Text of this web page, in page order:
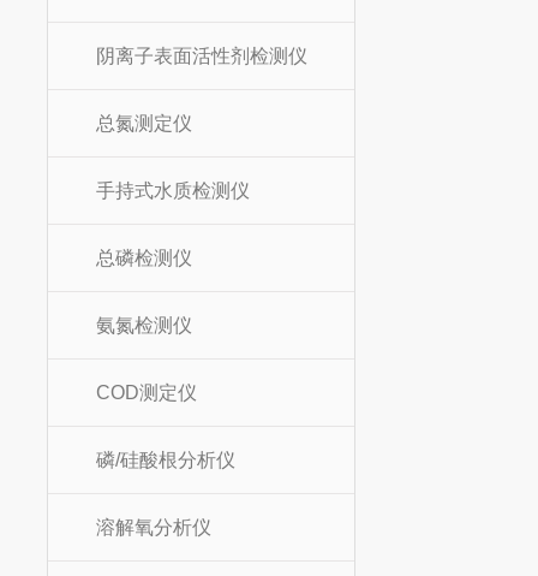
阴离子表面活性剂检测仪
总氮测定仪
手持式水质检测仪
总磷检测仪
氨氮检测仪
COD测定仪
磷/硅酸根分析仪
溶解氧分析仪